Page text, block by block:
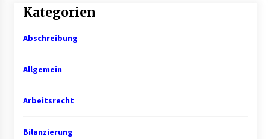
Kategorien
Abschreibung
Allgemein
Arbeitsrecht
Bilanzierung